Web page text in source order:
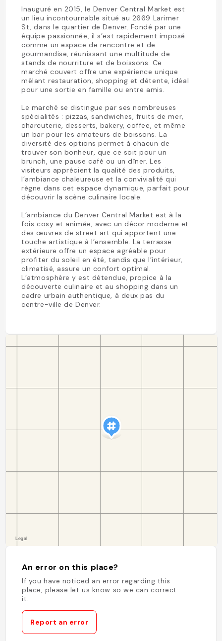
Inauguré en 2015, le Denver Central Market est
un lieu incontournable situé au 2669 Larimer
St, dans le quartier de Denver. Fondé par une
équipe passionnée, il s’est rapidement imposé
comme un espace de rencontre et de
gourmandise, réunissant une multitude de
stands de nourriture et de boissons. Ce
marché couvert offre une expérience unique
mêlant restauration, shopping et détente, idéal
pour une sortie en famille ou entre amis.
Le marché se distingue par ses nombreuses
spécialités : pizzas, sandwiches, fruits de mer,
charcuterie, desserts, bakery, coffee, et même
un bar pour les amateurs de boissons. La
diversité des options permet à chacun de
trouver son bonheur, que ce soit pour un
brunch, une pause café ou un dîner. Les
visiteurs apprécient la qualité des produits,
l’ambiance chaleureuse et la convivialité qui
règne dans cet espace dynamique, parfait pour
découvrir la scène culinaire locale.
L’ambiance du Denver Central Market est à la
fois cosy et animée, avec un décor moderne et
des œuvres de street art qui apportent une
touche artistique à l’ensemble. La terrasse
extérieure offre un espace agréable pour
profiter du soleil en été, tandis que l’intérieur,
climatisé, assure un confort optimal.
L’atmosphère y est détendue, propice à la
découverte culinaire et au shopping dans un
cadre urbain authentique, à deux pas du
centre-ville de Denver.
An error on this place?
If you have noticed an error regarding this
place, please let us know so we can correct
it.
Report an error